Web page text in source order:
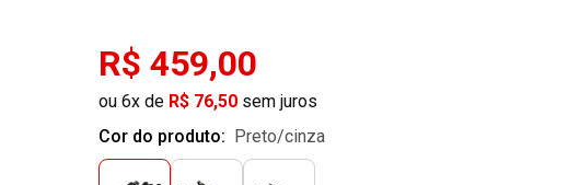
R$ 459,00
ou 6x de R$ 76,50 sem juros
Cor do produto:
preto/cinza